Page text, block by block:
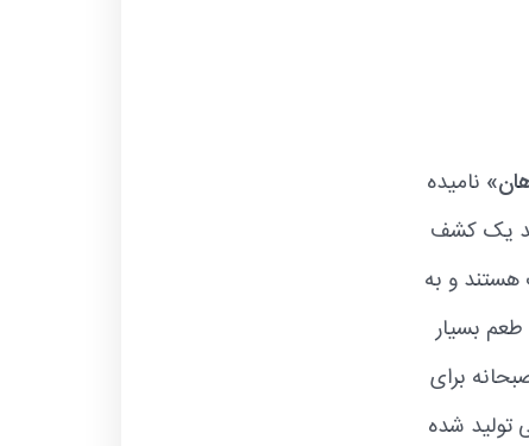
نامیده
یک کشف
و به
بسیار
برای
شده